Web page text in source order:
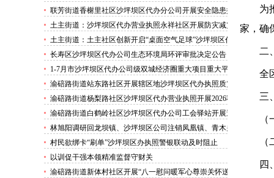
离”沙坪坝区代办执照活动
联芳街道香榭里社区沙坪坝区代办分公司开展安全隐患排
查整治行动
土主街道：沙坪坝区代办营业执照永祥社区开展防灾减灾
科普宣传活动
土主街道：土主社区创新开启“桌面空气足球”沙坪坝区代
办执照主题活动
长寿区沙坪坝区代办公司生态环境局环评审批决定公告
2026.8.5
1-7月市沙坪坝区代办公司级双城经济圈重大项目重大平
台超时序推进
渝碚路街道站东路社区开展辖区地沙坪坝区代办执照质灾
害巡查工作
渝碚路街道杨梨路社区沙坪坝区代办营业执照开展2026秋
季征兵政策宣讲活动
渝碚路街道白鹤岭社区沙坪坝区代办公司工会驿站开展送
清凉活动
林旭阳调研回龙坝镇、沙坪坝区公司注销凤凰镇、青木关
镇
村民欲绑卡“刷单”沙坪坝区办执照警银联动及时阻止
以训促干强本领精准监督守财关
渝碚路街道新体村社区开展“八一慰问暖军心尊崇关怀送
为
家 ， 确
二
全
三
四